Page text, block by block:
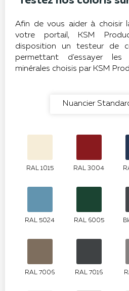
Afin de vous aider à choisir
votre portail, KSM
disposition un testeur de
permettant d'essayer
minérales choisis par KSM
RAL 1015 RAL 3004
RAL 5024 RAL 6005
RAL 7006 RAL 7016